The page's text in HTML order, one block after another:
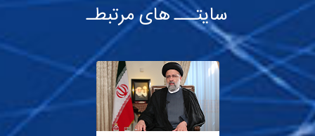
سایتـــ های مرتبطـ